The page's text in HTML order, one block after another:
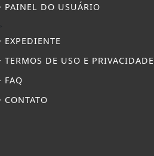
PAINEL DO USUÁRIO
EXPEDIENTE
TERMOS DE USO E PRIVACIDADE
FAQ
CONTATO